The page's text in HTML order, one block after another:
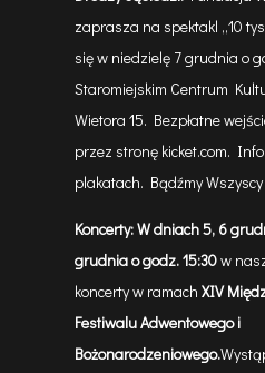
zaprasza na spektakl „10
się w niedzielę 7 grudnia o
Staromiejskim Centrum
Wietora 15. Bezpłatne
przez stronę kicket.com.
plakatach. Bądźmy
Koncerty:W dniach5, 6
grudnia o godz. 15:30w
koncerty w ramachXIV
Festiwalu Adwentowegoi
Bożonarodzeniowego.